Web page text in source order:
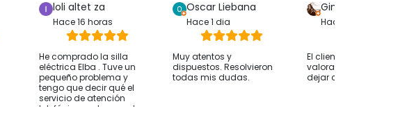
loli altet za
Hace 16 horas
He comprado la silla
eléctrica Elba . Tuve un
pequeño problema y
tengo que decir qué el
servicio de atención
telefónica y whassap ha
Oscar Liebana
Hace 1 dia
Muy atentos y
dispuestos. Resolvieron
todas mis dudas.
Gina Bp
Hace 1 dia
El cliente solo ha
valorado su compra sin
dejar comentarios